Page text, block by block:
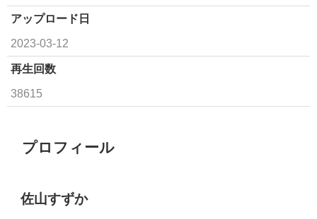
アップロード日
2023-03-12
再生回数
38615
プロフィール
佐山すずか